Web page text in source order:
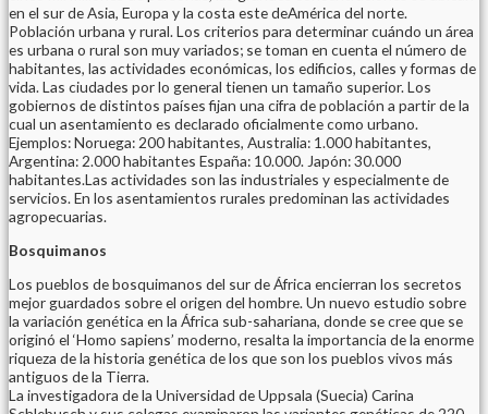
en el sur de Asia, Europa y la costa este deAmérica del norte.
Población urbana y rural. Los criterios para determinar cuándo un área
es urbana o rural son muy variados; se toman en cuenta el número de
habitantes, las actividades económicas, los edificios, calles y formas de
vida. Las ciudades por lo general tienen un tamaño superior. Los
gobiernos de distintos países fijan una cifra de población a partir de la
cual un asentamiento es declarado oficialmente como urbano.
Ejemplos: Noruega: 200 habitantes, Australia: 1.000 habitantes,
Argentina: 2.000 habitantes España: 10.000. Japón: 30.000
habitantes.Las actividades son las industriales y especialmente de
servicios. En los asentamientos rurales predominan las actividades
agropecuarias.
Bosquimanos
Los pueblos de bosquimanos del sur de África encierran los secretos
mejor guardados sobre el origen del hombre. Un nuevo estudio sobre
la variación genética en la África sub-sahariana, donde se cree que se
originó el ‘Homo sapiens’ moderno, resalta la importancia de la enorme
riqueza de la historia genética de los que son los pueblos vivos más
antiguos de la Tierra.
La investigadora de la Universidad de Uppsala (Suecia) Carina